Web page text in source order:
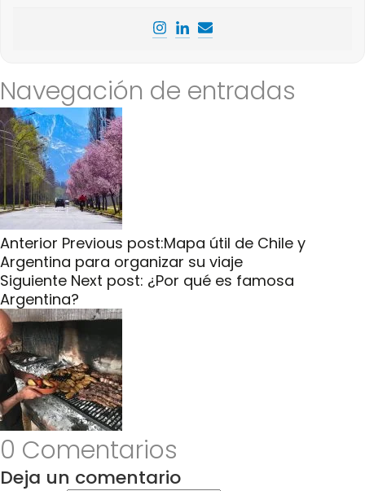
Navegación de entradas
Anterior Previous post:Mapa útil de Chile y
Argentina para organizar su viaje
Siguiente Next post: ¿Por qué es famosa
Argentina?
0 Comentarios
Deja un comentario